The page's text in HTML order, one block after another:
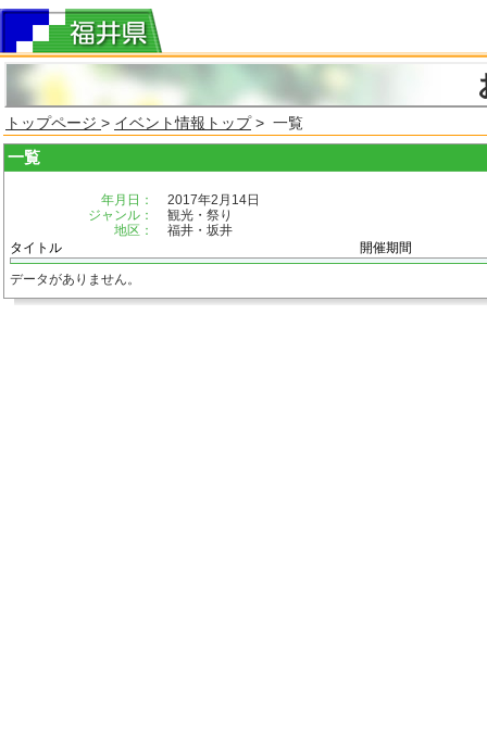
トップページ > イベント情報トップ> 一覧
一覧
年月日：
2017年2月14日
ジャンル：
観光・祭り
地区：
福井・坂井
タイトル
開催期間
データがありません。